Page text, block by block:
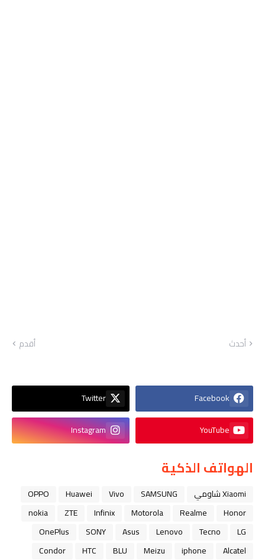
أحدث أقدم
Facebook
Twitter
YouTube
Instagram
الهواتف الذكية
Xiaomi شاومي SAMSUNG
Vivo
Huawei
OPPO
Honor
Realme
Motorola
Infinix
ZTE
nokia
LG
Tecno
Lenovo
Asus
SONY
OnePlus
Alcatel
iphone
Meizu
BLU
HTC
Condor